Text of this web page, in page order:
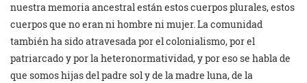
nuestra memoria ancestral están estos cuerpos plurales, estos
cuerpos que no eran ni hombre ni mujer. La comunidad
también ha sido atravesada por el colonialismo, por el
patriarcado y por la heteronormatividad, y por eso se habla de
que somos hijas del padre sol y de la madre luna, de la